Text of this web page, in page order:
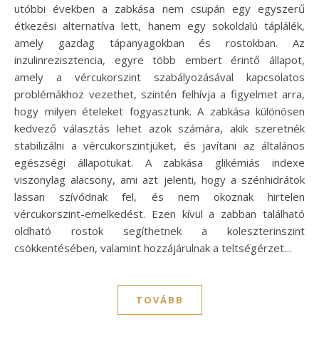
utóbbi években a zabkása nem csupán egy egyszerű
étkezési alternatíva lett, hanem egy sokoldalú táplálék,
amely gazdag tápanyagokban és rostokban. Az
inzulinrezisztencia, egyre több embert érintő állapot,
amely a vércukorszint szabályozásával kapcsolatos
problémákhoz vezethet, szintén felhívja a figyelmet arra,
hogy milyen ételeket fogyasztunk. A zabkása különösen
kedvező választás lehet azok számára, akik szeretnék
stabilizálni a vércukorszintjüket, és javítani az általános
egészségi állapotukat. A zabkása glikémiás indexe
viszonylag alacsony, ami azt jelenti, hogy a szénhidrátok
lassan szívódnak fel, és nem okoznak hirtelen
vércukorszint-emelkedést. Ezen kívül a zabban található
oldható rostok segíthetnek a koleszterinszint
csökkentésében, valamint hozzájárulnak a teltségérzet…
TOVÁBB